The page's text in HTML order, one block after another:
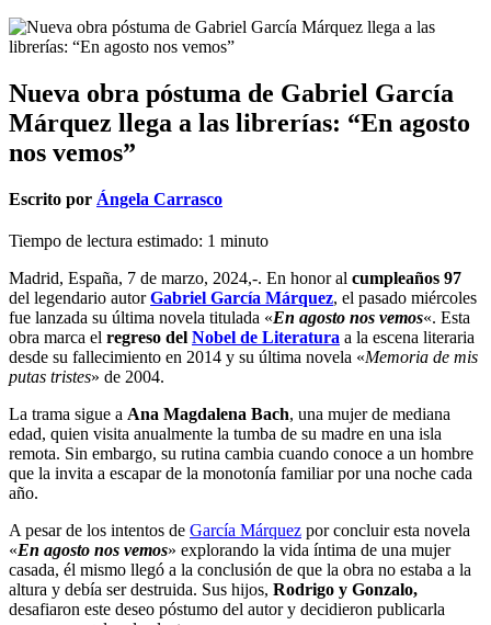
Nueva obra póstuma de Gabriel García
Márquez llega a las librerías: “En agosto
nos vemos”
Escrito por Ángela Carrasco
Tiempo de lectura estimado: 1 minuto
Madrid, España, 7 de marzo, 2024,-. En honor al cumpleaños 97
del legendario autorGabriel García Márquez, el pasado miércoles
fue lanzada su última novela titulada «En agosto nos vemos«. Esta
obra marca el regreso del Nobel de Literatura a la escena literaria
desde su fallecimiento en 2014 y su última novela «Memoria de mis
putas tristes» de 2004.
La trama sigue a Ana Magdalena Bach, una mujer de mediana
edad, quien visita anualmente la tumba de su madre en una isla
remota. Sin embargo, su rutina cambia cuando conoce a un hombre
que la invita a escapar de la monotonía familiar por una noche cada
año.
A pesar de los intentos de García Márquez por concluir esta novela
«En agosto nos vemos» explorando la vida íntima de una mujer
casada, él mismo llegó a la conclusión de que la obra no estaba a la
altura y debía ser destruida. Sus hijos, Rodrigo y Gonzalo,
desafiaron este deseo póstumo del autor y decidieron publicarla